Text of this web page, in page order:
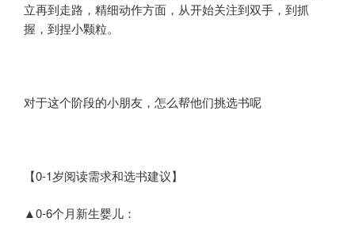
立再到走路，精细动作方面，从开始关注到双手，到抓
握，到捏小颗粒。
对于这个阶段的小朋友，怎么帮他们挑选书呢
【0-1岁阅读需求和选书建议】
▲0-6个月新生婴儿：